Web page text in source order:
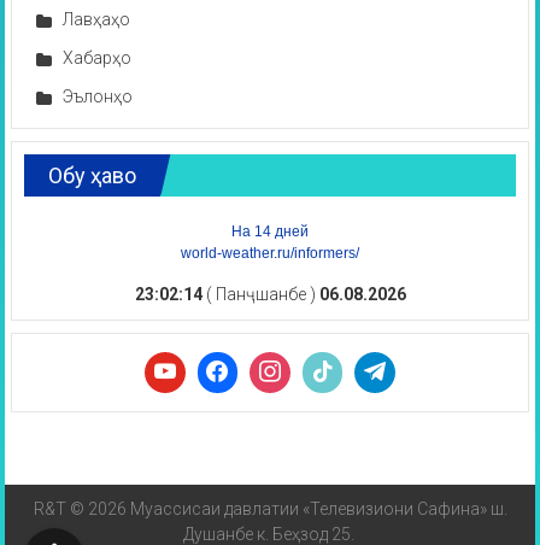
Лавҳаҳо
Хабарҳо
Эълонҳо
Обу ҳаво
На 14 дней
world-weather.ru/informers/
23:02:14( Панҷшанбе ) 06.08.2026
R&T © 2026 Муассисаи давлатии «Телевизиони Сафина» ш.
Душанбе к. Беҳзод 25.